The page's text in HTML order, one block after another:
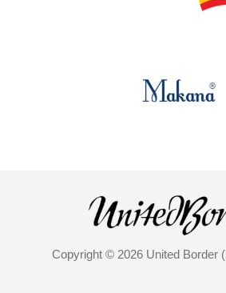
Copyright © 2026 United Border